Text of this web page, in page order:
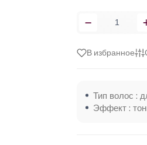
В избранное
Тип волос :
Эффект :